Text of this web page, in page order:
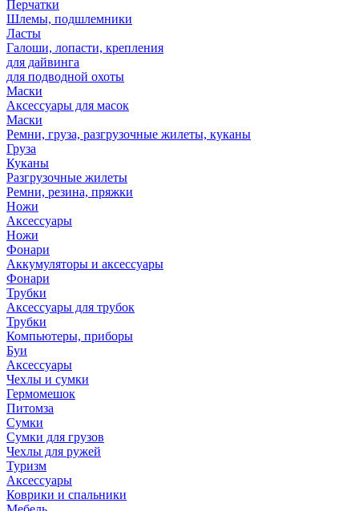
Перчатки
Шлемы, подшлемники
Ласты
Галоши, лопасти, крепления
для дайвинга
для подводной охоты
Маски
Аксессуары для масок
Маски
Ремни, груза, разгрузочные жилеты, куканы
Груза
Куканы
Разгрузочные жилеты
Ремни, резина, пряжки
Ножи
Аксессуары
Ножи
Фонари
Аккумуляторы и аксессуары
Фонари
Трубки
Аксессуары для трубок
Трубки
Компьютеры, приборы
Буи
Аксессуары
Чехлы и сумки
Гермомешок
Питомза
Сумки
Сумки для грузов
Чехлы для ружей
Туризм
Аксессуары
Коврики и спальники